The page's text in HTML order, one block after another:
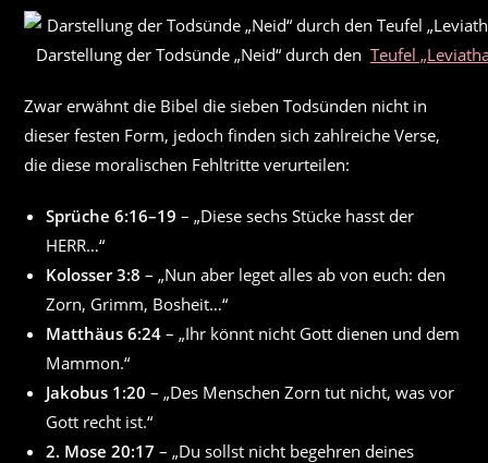
Darstellung der Todsünde „Neid“ durch den Teufel
Zwar erwähnt die Bibel die sieben Todsünden nicht in
dieser festen Form, jedoch finden sich zahlreiche Verse,
die diese moralischen Fehltritte verurteilen:
Sprüche 6:16–19 – „Diese sechs Stücke hasst der
HERR…“
Kolosser 3:8 – „Nun aber leget alles ab von euch: den
Zorn, Grimm, Bosheit…“
Matthäus 6:24 – „Ihr könnt nicht Gott dienen und dem
Mammon.“
Jakobus 1:20 – „Des Menschen Zorn tut nicht, was vor
Gott recht ist.“
2. Mose 20:17 – „Du sollst nicht begehren deines